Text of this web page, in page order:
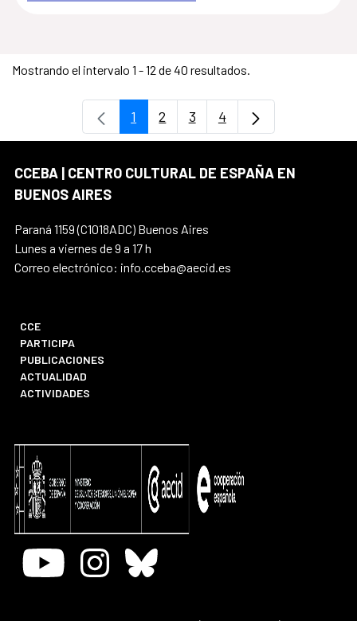
Mostrando el intervalo 1 - 12 de 40 resultados.
Página
1 Página
2 Página
3 Página
4
CCEBA | CENTRO CULTURAL DE ESPAÑA EN
BUENOS AIRES
Paraná 1159 (C1018ADC) Buenos Aires
Lunes a viernes de 9 a 17 h
Correo electrónico: info.cceba@aecid.es
CCE
PARTICIPA
PUBLICACIONES
ACTUALIDAD
ACTIVIDADES
Youtube InstagramBluesky